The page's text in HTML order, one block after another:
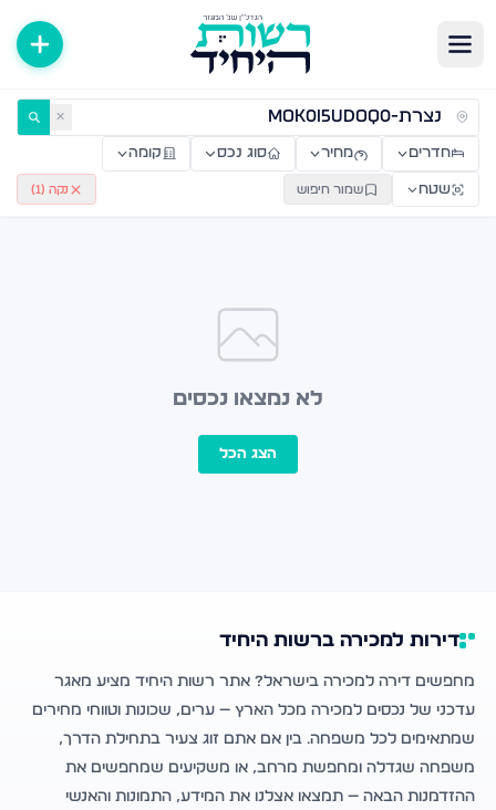
דירות למכירה ולהשכרה — רשות היחיד ✕
חדרים מחיר סוג נכס קומה
שטח שמור חיפוש נקה ( 1
)
לא נמצאו נכסים
הצג הכל
דירות למכירה ברשות היחיד
מחפשים דירה למכירה בישראל? אתר רשות היחיד מציע מאגר
עדכני של נכסים למכירה מכל הארץ — ערים, שכונות וטווחי מחירים
שמתאימים לכל משפחה. בין אם אתם זוג צעיר בתחילת הדרך,
משפחה שגדלה ומחפשת מרחב, או משקיעים שמחפשים את
ההזדמנות הבאה — תמצאו אצלנו את המידע, התמונות והאנשי